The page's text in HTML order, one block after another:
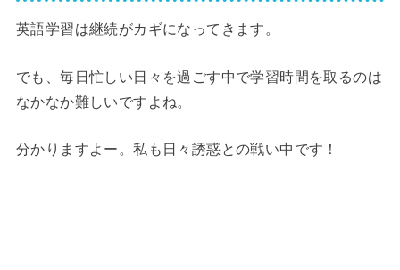
英語学習は継続がカギになってきます。
でも、毎日忙しい日々を過ごす中で学習時間を取るのは
なかなか難しいですよね。
分かりますよー。私も日々誘惑との戦い中です！